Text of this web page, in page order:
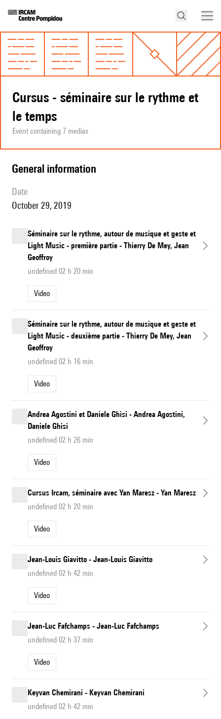
Cursus - séminaire sur le rythme et
le temps
Event containing 7 medias
general information
date
October 29, 2019
Séminaire sur le rythme, autour de musique et geste et
Light Music - première partie - Thierry De Mey, Jean
Geoffroy
undefined 02 h 20 min
Video
Séminaire sur le rythme, autour de musique et geste et
Light Music - deuxième partie - Thierry De Mey, Jean
Geoffroy
undefined 02 h 16 min
Video
Andrea Agostini et Daniele Ghisi - Andrea Agostini,
Daniele Ghisi
undefined 02 h 26 min
Video
Cursus Ircam, séminaire avec Yan Maresz - Yan Maresz
undefined 02 h 20 min
Video
Jean-Louis Giavitto - Jean-Louis Giavitto
undefined 02 h 42 min
Video
Jean-Luc Fafchamps - Jean-Luc Fafchamps
undefined 02 h 37 min
Video
Keyvan Chemirani - Keyvan Chemirani
undefined 02 h 42 min